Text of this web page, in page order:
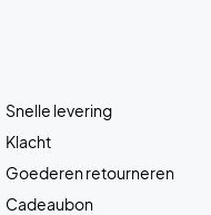
Snelle levering
Klacht
Goederen retourneren
Cadeaubon